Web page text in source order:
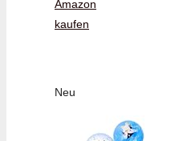
Amazon
kaufen
Neu